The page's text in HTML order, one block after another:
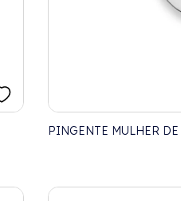
PINGENTE MULHER